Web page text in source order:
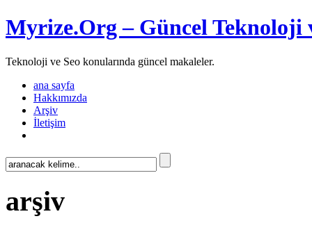
Myrize.Org – Güncel Teknoloji
Teknoloji ve Seo konularında güncel makaleler.
ana sayfa
Hakkımızda
Arşiv
İletişim
arşiv